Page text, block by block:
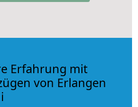
Erfahrung mit
von Erlangen